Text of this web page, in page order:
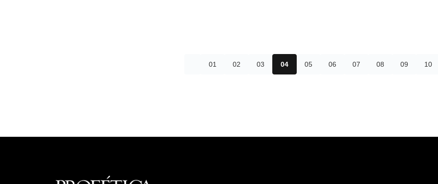
01 02 03 04 05 06 07 08 09 10